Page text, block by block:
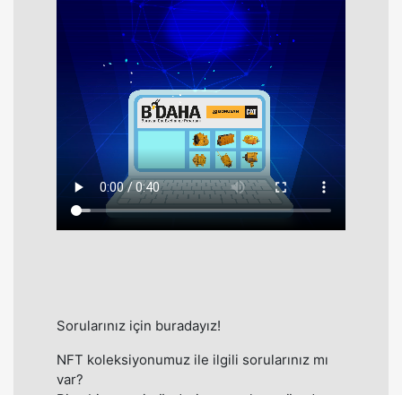
Sorularınız için buradayız!
NFT koleksiyonumuz ile ilgili sorularınız mı
var?